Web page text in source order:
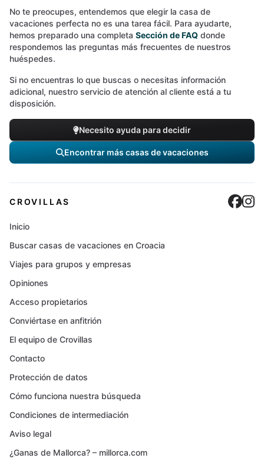
No te preocupes, entendemos que elegir la casa de
vacaciones perfecta no es una tarea fácil. Para ayudarte,
hemos preparado una completa Sección de FAQ donde
respondemos las preguntas más frecuentes de nuestros
huéspedes.
Si no encuentras lo que buscas o necesitas información
adicional, nuestro servicio de atención al cliente está a tu
disposición.
Necesito ayuda para decidir
Encontrar más casas de vacaciones
CROVILLAS
Inicio
Buscar casas de vacaciones en Croacia
Viajes para grupos y empresas
Opiniones
Acceso propietarios
Conviértase en anfitrión
El equipo de Crovillas
Contacto
Protección de datos
Cómo funciona nuestra búsqueda
Condiciones de intermediación
Aviso legal
¿Ganas de Mallorca? – millorca.com